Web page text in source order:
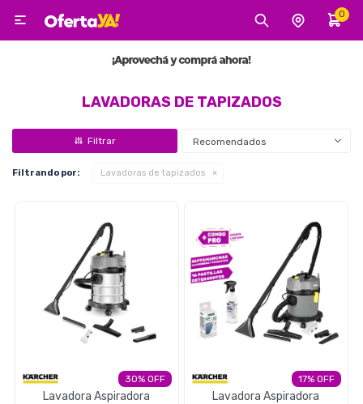
0

LAVADORAS DE TAPIZADOS
Recomendados
Filtrando por: Lavadoras de tapizados
30
Lavadora Aspiradora
17
Lavadora Aspiradora
MI CUENTA
Tecnología
Tv, Audio y Video
Tecnología
Gaming
Electrodomésticos